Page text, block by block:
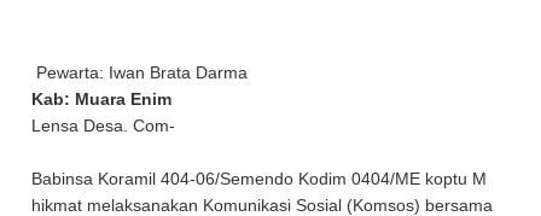
Pewarta: Iwan Brata Darma
Kab: Muara Enim
Lensa Desa. Com-
Babinsa Koramil 404-06/Semendo Kodim 0404/ME koptu M
hikmat melaksanakan Komunikasi Sosial (Komsos) bersama